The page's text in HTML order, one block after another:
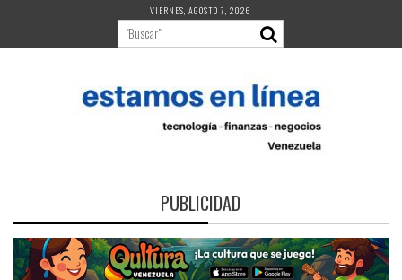
contenido
VIERNES, AGOSTO 7, 2026
PUBLICIDAD